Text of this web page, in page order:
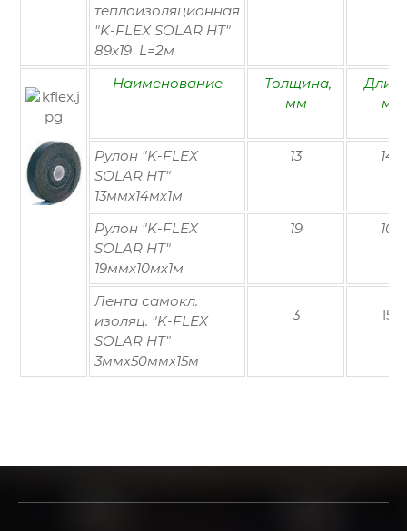
теплоизоляционная
"K-FLEX SOLAR HT"
89х19 L=2м
Наименование
Толщина,
мм
м
Рулон "K-FLEX
SOLAR HT"
13ммх14мх1м
13 14
Рулон "K-FLEX
SOLAR HT"
19ммх10мх1м
19 10
Лента самокл.
изоляц. "K-FLEX
SOLAR HT"
3ммх50ммх15м
3 15